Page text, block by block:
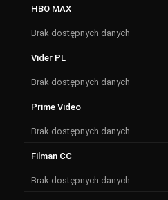
HBO MAX
Brak dostępnych danych
Vider PL
Brak dostępnych danych
Prime Video
Brak dostępnych danych
Filman CC
Brak dostępnych danych